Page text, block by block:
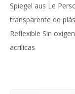
Spiegel aus Le
transparente de
Reflexible Sin
acrílicas